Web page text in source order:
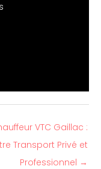
VTC Gaillac :
Transport Privé et
Professionnel →